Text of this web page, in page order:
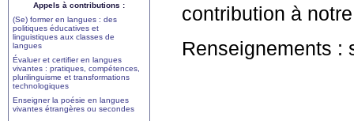
contribution à
Renseignements :
Appels à contributions :
(Se) former en langues : des
politiques éducatives et
linguistiques aux classes de
langues
Évaluer et certifier en langues
vivantes : pratiques, compétences,
plurilinguisme et transformations
technologiques
Enseigner la poésie en langues
vivantes étrangères ou secondes